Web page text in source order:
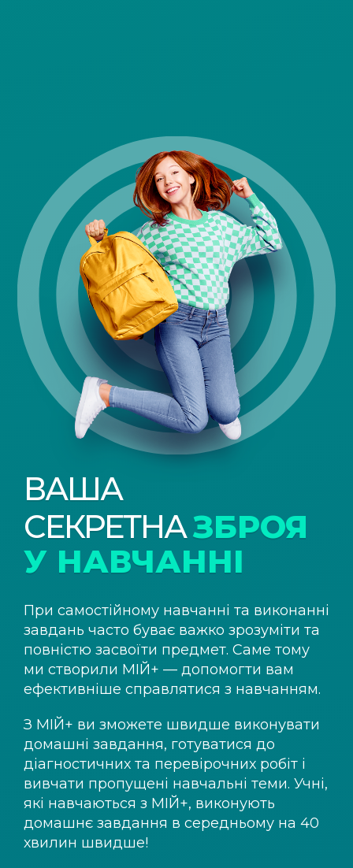
ВАША
СЕКРЕТНАЗБРОЯ
У НАВЧАННІ
При самостійному навчанні та виконанні
завдань часто буває важко зрозуміти та
повністю засвоїти предмет. Саме тому
ми створили МІЙ+ — допомогти вам
ефективніше справлятися з навчанням.
З МІЙ+ ви зможете швидше виконувати
домашні завдання, готуватися до
діагностичних та перевірочних робіт і
вивчати пропущені навчальні теми. Учні,
які навчаються з МІЙ+, виконують
домашнє завдання в середньому на 40
хвилин швидше!